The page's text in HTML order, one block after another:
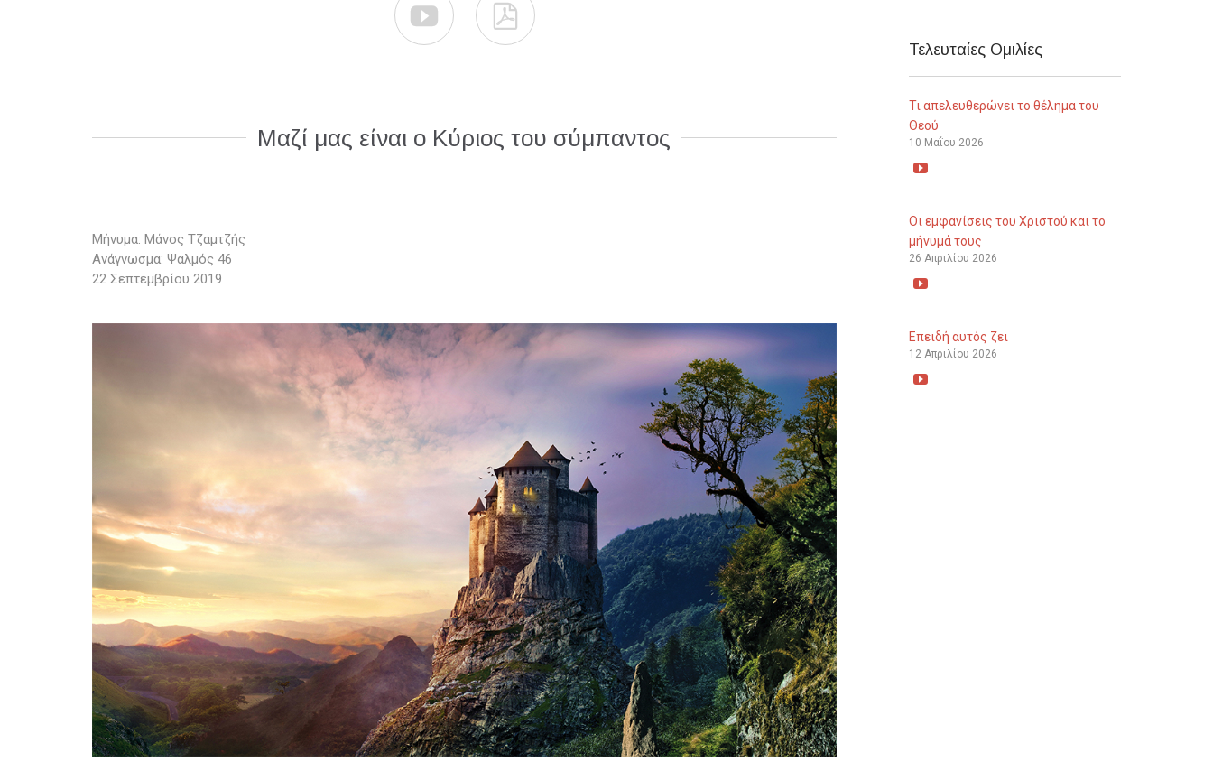
 
Μαζί μας είναι ο Κύριος του σύμπαντος
Μήνυμα: Μάνος Τζαμτζής
Ανάγνωσμα: Ψαλμός 46
22 Σεπτεμβρίου 2019
Τελευταίες Ομιλίες
Τι απελευθερώνει το θέλημα του
Θεού
10 Μαΐου 2026

Οι εμφανίσεις του Χριστού και το
μήνυμά τους
26 Απριλίου 2026

Επειδή αυτός ζει
12 Απριλίου 2026
